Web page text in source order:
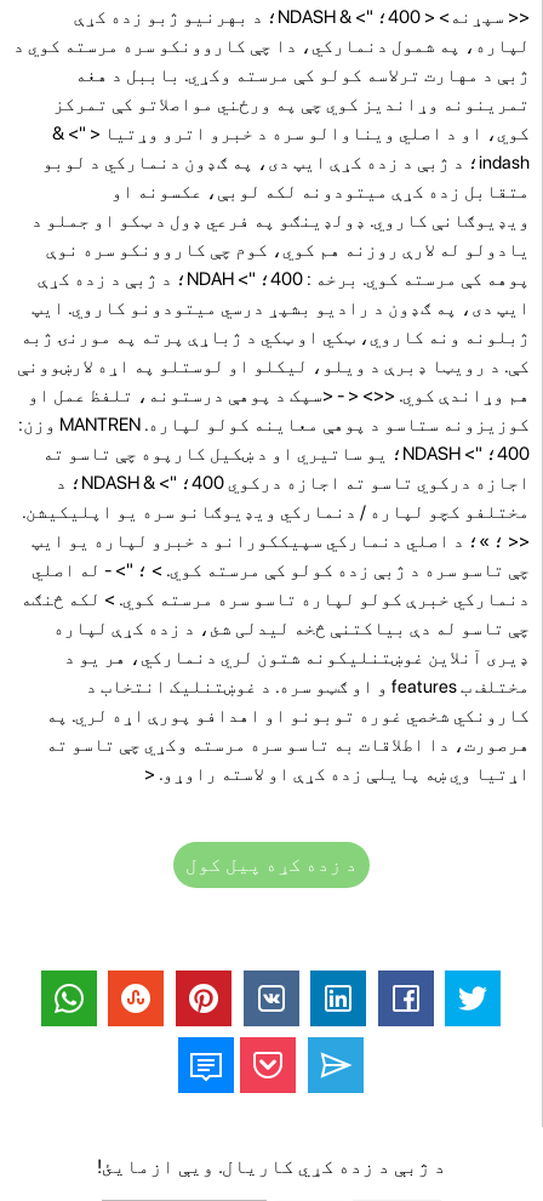
<< سپړنه> < 400؛ "> & NDASH؛ د بهرنیو ژبو زده کړې
لپاره، په شمول دنمارکي، دا چې کاروونکو سره مرسته کوي د
ژبې د مهارت ترلاسه کولو کې مرسته وکړي. باببل د هغه
تمرینونه وړاندیز کوي چې په ورځني مواصلاتو کې تمرکز
کوي، او د اصلي ویناوالو سره د خبرو اترو وړتیا < "> &
indash؛ د ژبې د زده کړې ایپ دی، په ګډون دنمارکي د لوبو
متقابل زده کړې میتودونه لکه لوبې، عکسونه او
ویډیوګانې کاروي. ډولډینګو په فرعي ډول د ټکو او جملو د
یادولو له لارې روزنه هم کوي، کوم چې کاروونکو سره نوې
پوهه کې مرسته کوي. برخه : 400؛ "> NDAH؛ د ژبې د زده کړې
ایپ دی، په ګډون د رادیو بشپړ درسي میتودونو کاروي. ایپ
ژبلونه ونه کاروي، ټکي او ټکي د ژباړې پرته په مورنۍ ژبه
کې. د رویټا ډبرې د ویلو، لیکلو او لوستلو په اړه لارښوونې
هم وړاندې کوي. <<> < - <سپک د پوهې درستونه، تلفظ عمل او
کوزیزونه ستاسو د پوهې معاینه کولو لپاره.
MANTREN وزن:
400؛ "> NDASH؛ یو ساتیري او د ښکیل کارپوه چې تاسو ته
اجازه درکوي تاسو ته اجازه درکوي 400؛ "> & NDASH؛ د
مختلفو کچو لپاره / دنمارکي ویډیوګانو سره یو اپلیکیشن.
<< ؛ »؛ د اصلي دنمارکي سپیککورانو د خبرو لپاره یو ایپ
چې تاسو سره د ژبې زده کولو کې مرسته کوي. > ؛ "> - له اصلي
دنمارکي خبرې کولو لپاره تاسو سره مرسته کوي. > لکه څنګه
چې تاسو له دې بیاکتنې څخه لیدلی شئ، د زده کړې لپاره
ډیری آنلاین غوښتنلیکونه شتون لري دنمارکي، هر یو د
مختلف ب features و او ګټو سره. د غوښتنلیک انتخاب د
کارونکي شخصي غوره توبونو او اهدافو پورې اړه لري. په
هرصورت، دا اطلاقات به تاسو سره مرسته وکړي چې تاسو ته
اړتیا وي ښه پایلې زده کړې او لاسته راوړو. <
د زده کړه پیل کول
د ژبې د زده کړي کاریال. ویې ازمایئ!